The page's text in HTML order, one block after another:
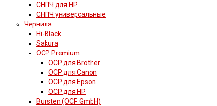
СНПЧ для HP
СНПЧ универсальные
Чернила
Hi-Black
Sakura
OCP Premium
OCP для Brother
OCP для Canon
OCP для Epson
OCP для HP
Bursten (OCP GmbH)